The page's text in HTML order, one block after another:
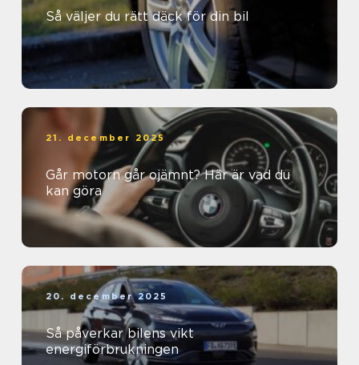
Så väljer du rätt däck för din bil
21. december 2025
Går motorn går ojämnt? Här är vad du
kan göra
20. december 2025
Så påverkar bilens vikt
energiförbrukningen